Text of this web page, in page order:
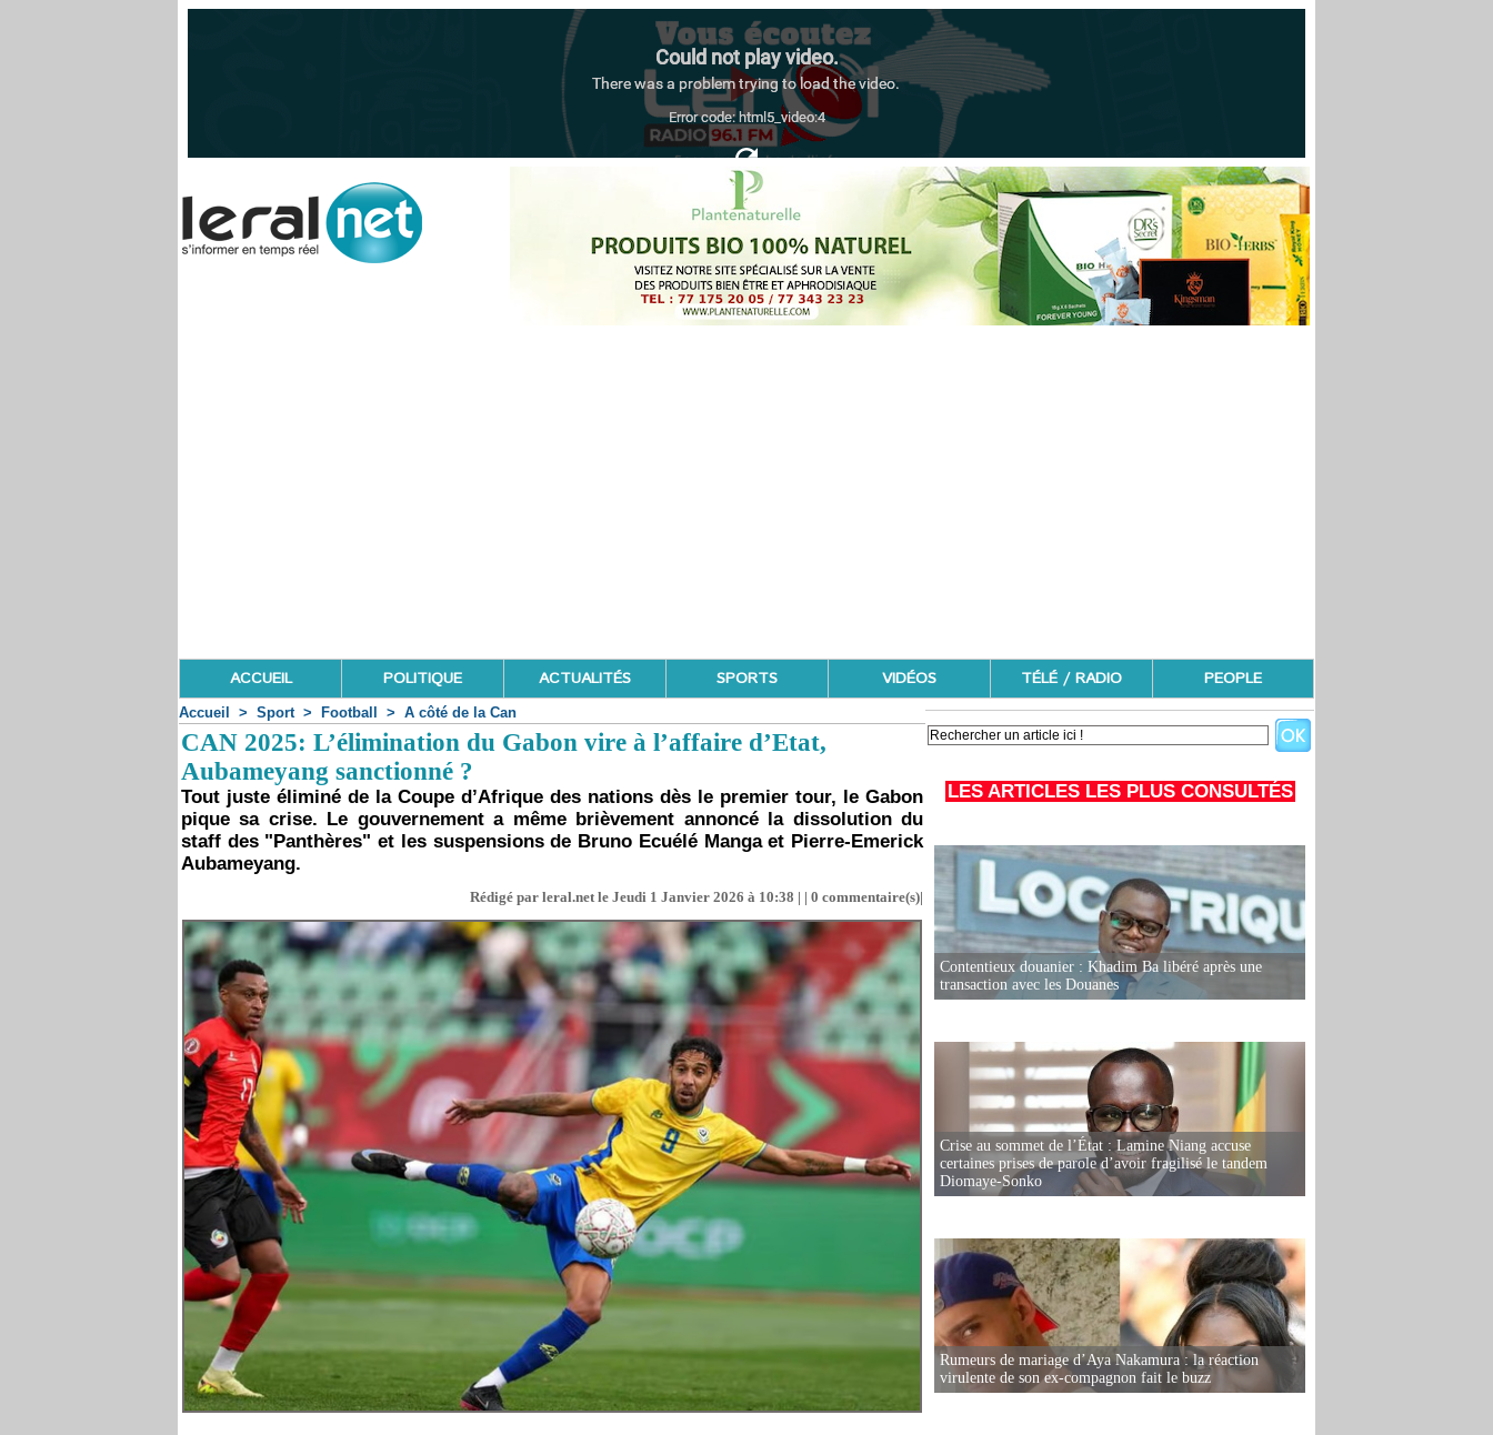
ACCUEIL POLITIQUE ACTUALITÉS SPORTS VIDÉOS TÉLÉ / RADIO PEOPLE
Accueil > Sport > Football > A côté de la Can
CAN 2025: L’élimination du Gabon vire à l’affaire d’Etat,
Aubameyang sanctionné ?
Tout juste éliminé de la Coupe d’Afrique des nations dès le premier tour, le Gabon
pique sa crise. Le gouvernement a même brièvement annoncé la dissolution du
staff des "Panthères" et les suspensions de Bruno Ecuélé Manga et Pierre-Emerick
Aubameyang.
Rédigé par leral.net le Jeudi 1 Janvier 2026 à 10:38 | | 0 commentaire(s)|
LES ARTICLES LES PLUS CONSULTÉS
Contentieux douanier : Khadim Ba libéré après une
transaction avec les Douanes
Crise au sommet de l’État : Lamine Niang accuse
certaines prises de parole d’avoir fragilisé le tandem
Diomaye-Sonko
Rumeurs de mariage d’Aya Nakamura : la réaction
virulente de son ex-compagnon fait le buzz